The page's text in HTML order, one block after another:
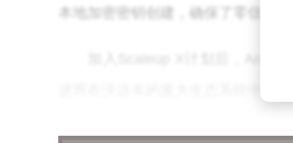
本地加密密钥创建，确保了零信任